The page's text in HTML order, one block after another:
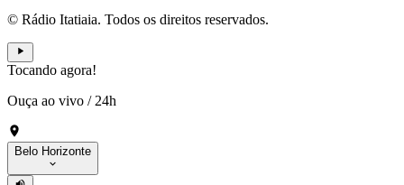
© Rádio Itatiaia. Todos os direitos reservados.
Tocando agora!
Ouça ao vivo / 24h
Belo Horizonte